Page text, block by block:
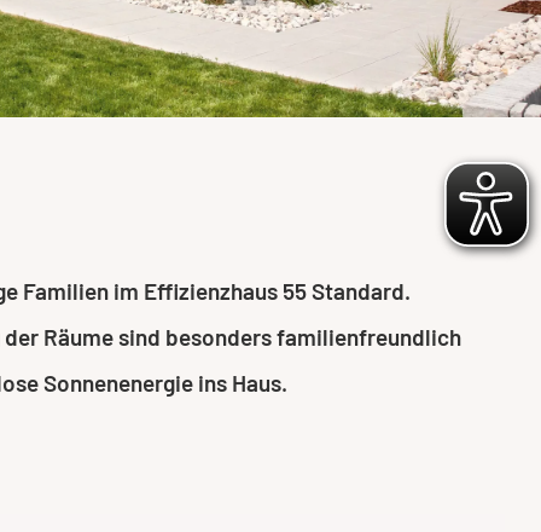
Familien im Effizienzhaus 55 Standard.
Räume sind besonders familienfreundlich
Sonnenenergie ins Haus.